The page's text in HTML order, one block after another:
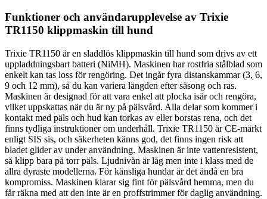
Funktioner och användarupplevelse av Trixie
TR1150 klippmaskin till hund
Trixie TR1150 är en sladdlös klippmaskin till hund som drivs av ett
uppladdningsbart batteri (NiMH). Maskinen har rostfria stålblad som
enkelt kan tas loss för rengöring. Det ingår fyra distanskammar (3, 6,
9 och 12 mm), så du kan variera längden efter säsong och ras.
Maskinen är designad för att vara enkel att plocka isär och rengöra,
vilket uppskattas när du är ny på pälsvård. Alla delar som kommer i
kontakt med päls och hud kan torkas av eller borstas rena, och det
finns tydliga instruktioner om underhåll. Trixie TR1150 är CE-märkt
enligt SIS sis, och säkerheten känns god, det finns ingen risk att
bladet glider av under användning. Maskinen är inte vattenresistent,
så klipp bara på torr päls. Ljudnivån är låg men inte i klass med de
allra dyraste modellerna. För känsliga hundar är det ändå en bra
kompromiss. Maskinen klarar sig fint för pälsvård hemma, men du
får räkna med att den inte är en proffstrimmer för daglig användning.